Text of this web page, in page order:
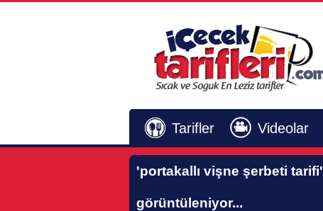
Tarifler Videolar
'portakallı vişne şerbeti tarifi'
görüntüleniyor...